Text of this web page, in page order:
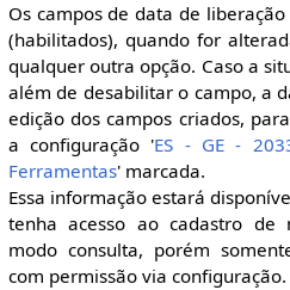
Os campos de data de
(habilitados), quando for
qualquer outra opção. Caso a
além de desabilitar o campo, a
edição dos campos criados,
a configuração 'ES - GE -
Ferramentas' marcada.
Essa informação estará
tenha acesso ao cadastro de
modo consulta, porém
com permissão via configuração.